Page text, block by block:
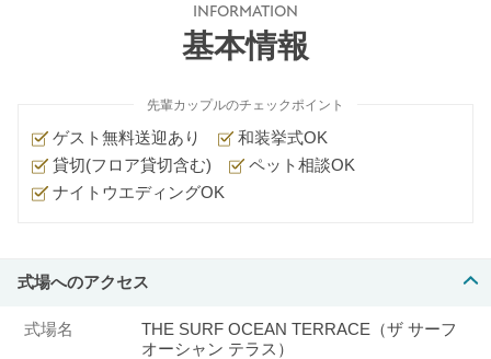
INFORMATION
基本情報
先輩カップルのチェックポイント
ゲスト無料送迎あり
和装挙式OK
貸切(フロア貸切含む)
ペット相談OK
ナイトウエディングOK
式場へのアクセス
式場名
THE SURF OCEAN TERRACE（ザ サーフ
オーシャン テラス）